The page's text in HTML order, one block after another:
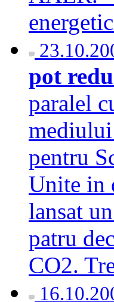
pot
paralel
pentru
Unite in
lansat
patru
CO2.